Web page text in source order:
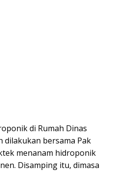
di Rumah Dinas
dilakukan bersama Pak
menanam hidroponik
Disamping itu, dimasa